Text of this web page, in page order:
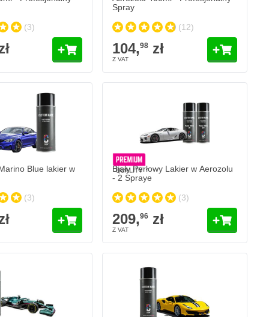
(3)
Spray
(12)
104,98 zł
Blue lakier w
(3)
Biały Perłowy Lakier w Aerozolu
- 2 Spraye
(3)
209,96 zł